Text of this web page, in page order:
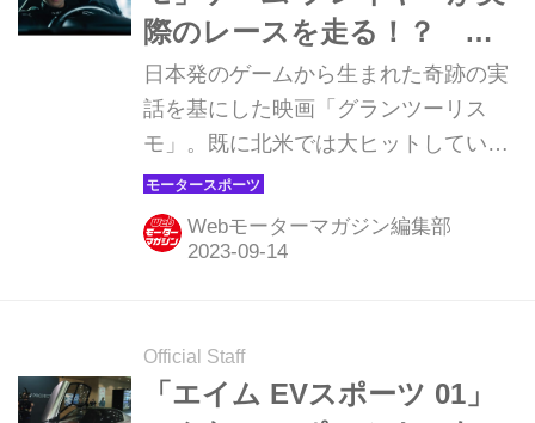
際のレースを走る！？ そ
んな話が本当にあった！
日本発のゲームから生まれた奇跡の実
話を基にした映画「グランツーリス
モ」。既に北米では大ヒットしてい
る、この作品の見どころを映画評論家
の永田よしのり氏に紹介してもらお
う。
Webモーターマガジン編集部
Official Staff
「エイム EVスポーツ 01」